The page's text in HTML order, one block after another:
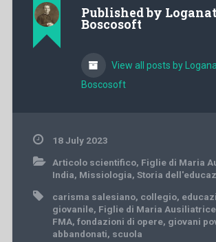
Published by
Boscosoft
View all posts by
Boscosoft
18 July 2023
Articolo scientifico, Figlie di Maria
India, Missiologia, Storia
carisma salesiano, collegio,
giovanile, Figlie di Maria Ausiliatrice
FMA, fondazioni di opere, giovani
abbandonati, scuola